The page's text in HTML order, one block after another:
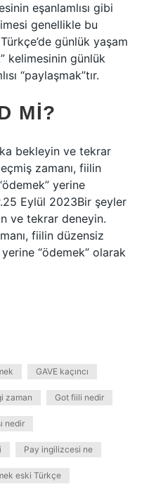
eşanlamlısı gibi
genellikle bu
günlük yaşam
kelimesinin günlük
“paylaşmak”tır.
MI?
bekleyin ve tekrar
zamanı, fiilin
yerine
Eylül 2023Bir şeyler
ve tekrar deneyin.
fiilin düzensiz
“ödemek” olarak
GAVE kaçıncı
zaman Got fiili nedir
nedir
Pay ingilizcesi ne
eski Türkçe